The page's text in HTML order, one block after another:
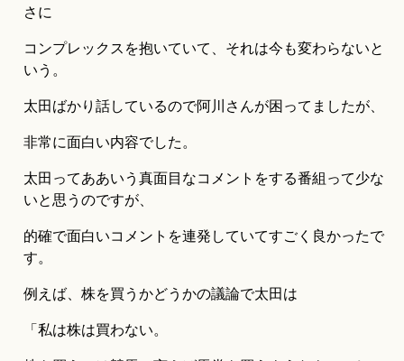
さに
コンプレックスを抱いていて、それは今も変わらないと
いう。
太田ばかり話しているので阿川さんが困ってましたが、
非常に面白い内容でした。
太田ってああいう真面目なコメントをする番組って少な
いと思うのですが、
的確で面白いコメントを連発していてすごく良かったで
す。
例えば、株を買うかどうかの議論で太田は
「私は株は買わない。